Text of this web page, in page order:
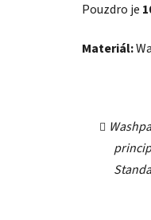
Pouzdro je
Materiál: